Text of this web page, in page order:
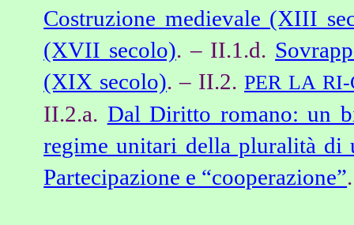
Costruzione medievale (XIII
(XVII secolo). – II.1.d.
(XIX secolo). – II.2.PER LA
II.2.a. Dal Diritto romano: un
regime unitari della pluralità di
Partecipazione e “cooperazione”